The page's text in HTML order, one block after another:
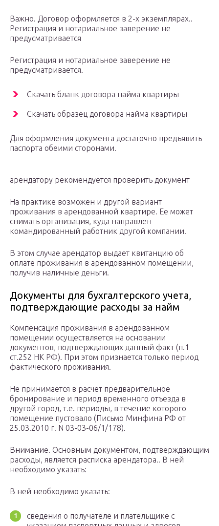
Важно. Договор оформляется в 2-х экземплярах..
Регистрация и нотариальное заверение не
предусматривается
Регистрация и нотариальное заверение не
предусматривается.
Скачать бланк договора найма квартиры
Скачать образец договора найма квартиры
Для оформления документа достаточно предъявить
паспорта обеими сторонами.
арендатору рекомендуется проверить документ
На практике возможен и другой вариант
проживания в арендованной квартире. Ее может
снимать организация, куда направлен
командированный работник другой компании.
В этом случае арендатор выдает квитанцию об
оплате проживания в арендованном помещении,
получив наличные деньги.
Документы для бухгалтерского учета,
подтверждающие расходы за найм
Компенсация проживания в арендованном
помещении осуществляется на основании
документов, подтверждающих данный факт (п.1
ст.252 НК РФ). При этом признается только период
фактического проживания.
Не принимается в расчет предварительное
бронирование и период временного отъезда в
другой город, т.е. периоды, в течение которого
помещение пустовало (Письмо Минфина РФ от
25.03.2010 г. N 03-03-06/1/178).
Внимание. Основным документом, подтверждающим
расходы, является расписка арендатора.. В ней
необходимо указать:
В ней необходимо указать:
сведения о получателе и плательщике с